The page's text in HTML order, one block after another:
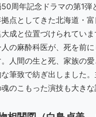
周年記念ドラマの第1
点としてきた北海道・
成と位置づけられていま
の麻酔科医が、死を前
人間の生と死、家族の
筆致で紡ぎ出しました
のこもった演技も大き